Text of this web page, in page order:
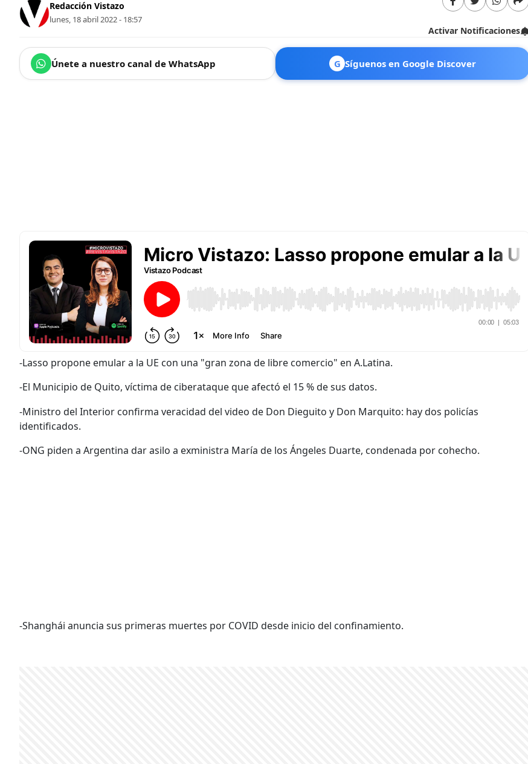
Redacción Vistazo
lunes, 18 abril 2022 - 18:57
Activar Notificaciones
Únete a nuestro canal de WhatsApp G Síguenos en Google Discover
-Lasso propone emular a la UE con una "gran zona de libre comercio" en A.Latina.
-El Municipio de Quito, víctima de ciberataque que afectó el 15 % de sus datos.
-Ministro del Interior confirma veracidad del video de Don Dieguito y Don Marquito: hay dos policías
identificados.
-ONG piden a Argentina dar asilo a exministra María de los Ángeles Duarte, condenada por cohecho.
-Shanghái anuncia sus primeras muertes por COVID desde inicio del confinamiento.